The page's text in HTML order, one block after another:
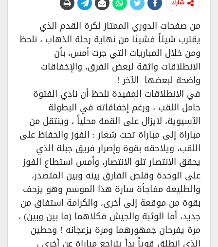
شارك
من صفحات الدوري الممتاز لكرة القدم الذي
يقترب شيئاً فشيئا من نهاية رحلة الذهاب ، نلحظ
ومن خلال المباريات التي جرت أمس، بأن
الانطلاقات واثقة لبعض الفرق، والإخفاقات
واضحة لبعضها الآخر !
في الانطلاقات المفيدة نلحظ أن نادي الفتوة
حامل اللقب ، ورغم إخفاقاته في البطولة
الآسيوية، لايزال على القمة محلياً ، وينتقل من
مباراة إلى مباراة تحت شعار : الفوز والحفاظ على
اللقب، ويلاحقه بقوة وإصرار فريق جبلة الذي
يحقق الانتصار تلو الانتصار، وأمس استطاع الفوز
على الوحدة وقلص الفارق بينه وبين المتصدر،
والطليعة مفاجأة سارة هذا الموسم وهو يزحف
بقوة من موقعة إلى أخرى، والكرامة استفاق من
جديد، أما الوثبة والجيش فكلاهما (ما بين وبين) ،
مرة يفرحان جمهورهما ومرة يزعجانه ! وحطين
الذي انطلق قوياً بدأ يتراجع مباراة عن أخرى ،